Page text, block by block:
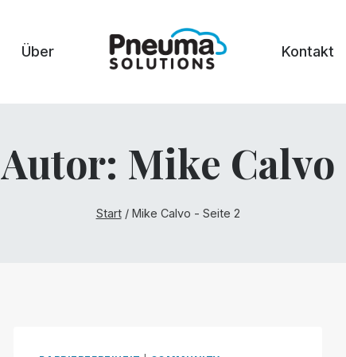
Über Kontakt
Autor: Mike Calvo
Start / Mike Calvo - Seite 2